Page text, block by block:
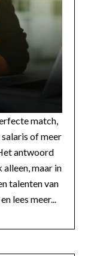
match,
of meer
antwoord
maar in
talenten van
lees meer...